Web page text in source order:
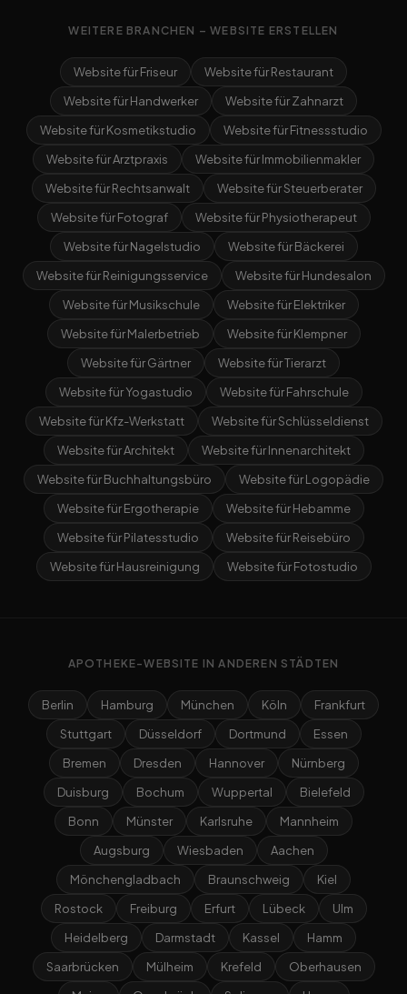
WEITERE BRANCHEN – WEBSITE ERSTELLEN
Website für Friseur
Website für Restaurant
Website für Handwerker
Website für Zahnarzt
Website für Kosmetikstudio
Website für Fitnessstudio
Website für Arztpraxis
Website für Immobilienmakler
Website für Rechtsanwalt
Website für Steuerberater
Website für Fotograf
Website für Physiotherapeut
Website für Nagelstudio
Website für Bäckerei
Website für Reinigungsservice
Website für Hundesalon
Website für Musikschule
Website für Elektriker
Website für Malerbetrieb
Website für Klempner
Website für Gärtner
Website für Tierarzt
Website für Yogastudio
Website für Fahrschule
Website für Kfz-Werkstatt
Website für Schlüsseldienst
Website für Architekt
Website für Innenarchitekt
Website für Buchhaltungsbüro
Website für Logopädie
Website für Ergotherapie
Website für Hebamme
Website für Pilatesstudio
Website für Reisebüro
Website für Hausreinigung
Website für Fotostudio
APOTHEKE-WEBSITE IN ANDEREN STÄDTEN
Berlin Hamburg München Köln
Frankfurt
Stuttgart
Düsseldorf Dortmund
Essen
Bremen
Dresden Hannover
Nürnberg
Duisburg
Bochum Wuppertal
Bielefeld
Bonn
Münster Karlsruhe
Mannheim
Augsburg
Wiesbaden
Aachen
Mönchengladbach
Braunschweig
Kiel
Rostock
Freiburg Erfurt Lübeck
Ulm
Heidelberg
Darmstadt Kassel
Hamm
Saarbrücken
Mülheim Krefeld
Oberhausen